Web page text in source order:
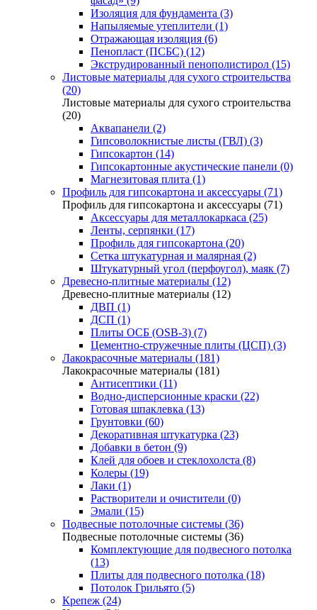
Изоляция для фундамента (3)
Напыляемые утеплители (1)
Отражающая изоляция (6)
Пенопласт (ПСБС) (12)
Экструдированный пенополистирол (15)
Листовые материалы для сухого строительства
(20)
Листовые материалы для сухого строительства
(20)
Аквапанели (2)
Гипсоволокнистые листы (ГВЛ) (3)
Гипсокартон (14)
Гипсокартонные акустические панели (0)
Магнезитовая плита (1)
Профиль для гипсокартона и аксессуары (71)
Профиль для гипсокартона и аксессуары (71)
Аксессуары для металлокаркаса (25)
Ленты, серпянки (17)
Профиль для гипсокартона (20)
Сетка штукатурная и малярная (2)
Штукатурный угол (перфоугол), маяк (7)
Древесно-плитные материалы (12)
Древесно-плитные материалы (12)
ДВП (1)
ДСП (1)
Плиты ОСБ (OSB-3) (7)
Цементно-стружечные плиты (ЦСП) (3)
Лакокрасочные материалы (181)
Лакокрасочные материалы (181)
Антисептики (11)
Водно-дисперсионные краски (22)
Готовая шпаклевка (13)
Грунтовки (60)
Декоративная штукатурка (23)
Добавки в бетон (9)
Клей для обоев и стеклохолста (8)
Колеры (19)
Лаки (1)
Растворители и очистители (0)
Эмали (15)
Подвесные потолочные системы (36)
Подвесные потолочные системы (36)
Комплектующие для подвесного потолка
(13)
Плиты для подвесного потолка (18)
Потолок Грильято (5)
Крепеж (24)